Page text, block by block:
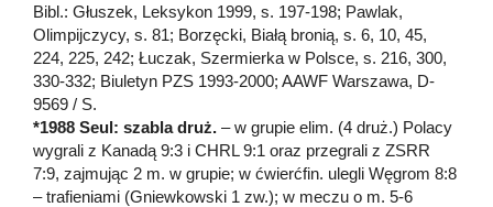
Bibl.: Głuszek, Leksykon 1999, s. 197-198; Pawlak,
Olimpijczycy, s. 81; Borzęcki, Białą bronią, s. 6, 10, 45,
224, 225, 242; Łuczak, Szermierka w Polsce, s. 216, 300,
330-332; Biuletyn PZS 1993-2000; AAWF Warszawa, D-
9569 / S.
*1988 Seul: szabla druż. – w grupie elim. (4 druż.) Polacy
wygrali z Kanadą 9:3 i CHRL 9:1 oraz przegrali z ZSRR
7:9, zajmując 2 m. w grupie; w ćwierćfin. ulegli Węgrom 8:8
– trafieniami (Gniewkowski 1 zw.); w meczu o m. 5-6